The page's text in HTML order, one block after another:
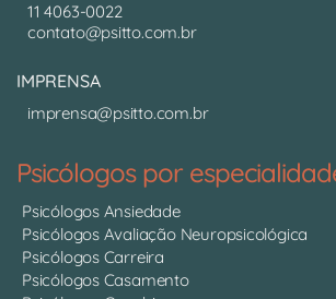
11 4063-0022
contato@psitto.com.br
IMPRENSA
imprensa@psitto.com.br
Psicólogos por
Psicólogos Ansiedade
Psicólogos Avaliação Neuropsicológica
Psicólogos Carreira
Psicólogos Casamento